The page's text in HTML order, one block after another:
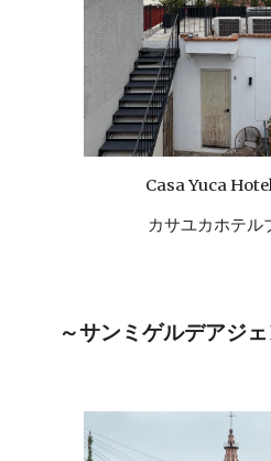
Casa Yuca
カサユカホテル
～サンミゲルデアジ